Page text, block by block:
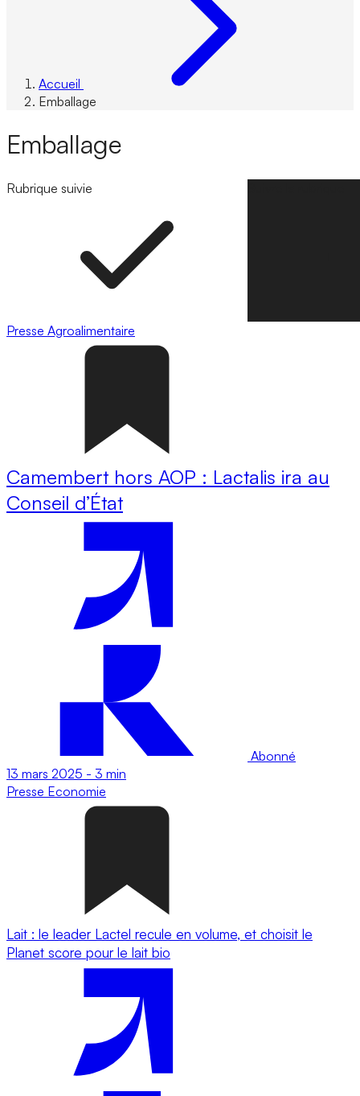
Accueil
Emballage
Emballage
Rubrique suivie
Presse Agroalimentaire
Camembert hors AOP : Lactalis ira au
Conseil d’État
Abonné
13 mars 2025 - 3 min
Presse Economie
Lait : le leader Lactel recule en volume, et choisit le
Planet score pour le lait bio